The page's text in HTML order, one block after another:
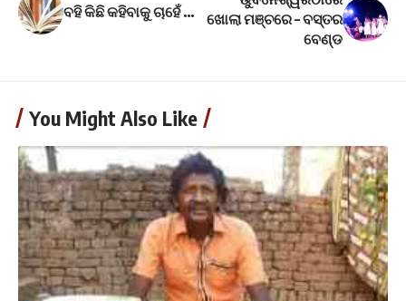
ବହି କିଛି କହିବାକୁ ଚାହେଁ …
ଖୋଲା ମଞ୍ଚରେ – ବସ୍ତର
ବେଣ୍ଡ
You Might Also Like